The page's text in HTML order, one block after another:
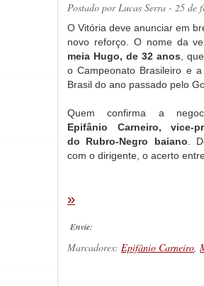
Postado porLucas Serra - 25 de
O Vitória deve anunciar em
novo reforço. O nome da
meia Hugo, de 32 anos,
o Campeonato Brasileiro e
Brasil do ano passado pelo
Quem confirma a
Epifânio Carneiro, vice-
do Rubro-Negro baiano.
com o dirigente, o acerto
»
Envie:
Marcadores: Epifânio Carneiro,